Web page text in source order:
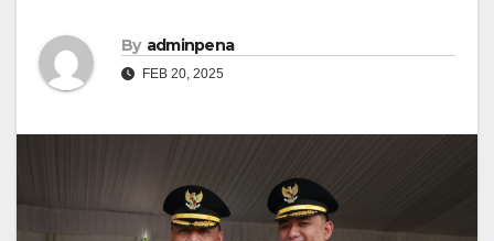
By adminpena
FEB 20, 2025